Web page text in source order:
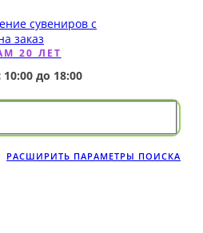
20 ЛЕТ
10:00 до 18:00
РАСШИРИТЬ ПАРАМЕТРЫ ПОИСКА